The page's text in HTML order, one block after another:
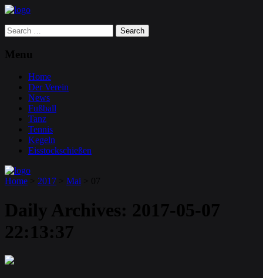
Search
for:
Menu
Home
Der Verein
News
Fußball
Tanz
Tennis
Kegeln
Eisstockschießen
Home 2017 Mai 07
Daily Archives: 2017-05-07
22:13:37